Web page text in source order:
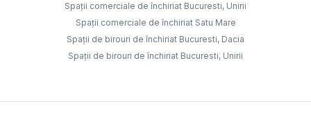
Spații comerciale de închiriat Bucuresti, Unirii
Spații comerciale de închiriat Satu Mare
Spații de birouri de închiriat Bucuresti, Dacia
Spații de birouri de închiriat Bucuresti, Unirii